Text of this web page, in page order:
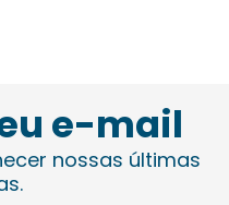
e-mail
nossas últimas